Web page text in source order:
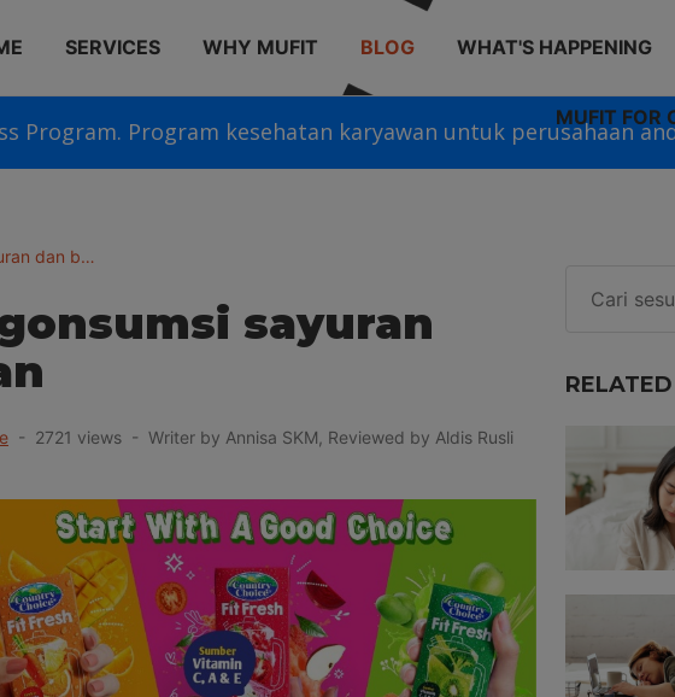
Program. Program kesehatan karyawan untuk perusahaan
SERVICES WHY MUFIT BLOG WHAT'S HAPPENING
MUFIT FOR
dan b…
sayuran
- 2721 views - Writer by Annisa SKM, Reviewed by Aldis Rusli